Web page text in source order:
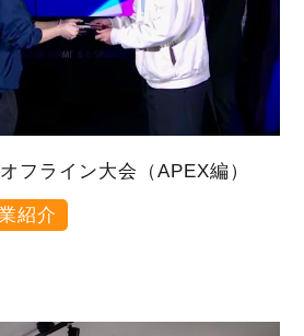
フライン大会（APEX編）
紹介